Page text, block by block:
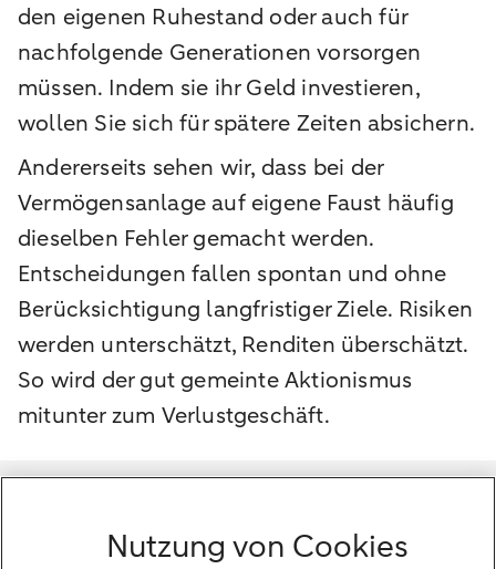
den eigenen Ruhestand oder auch für
nachfolgende Generationen vorsorgen
müssen. Indem sie ihr Geld investieren,
wollen Sie sich für spätere Zeiten absichern.
Andererseits sehen wir, dass bei der
Vermögensanlage auf eigene Faust häufig
dieselben Fehler gemacht werden.
Entscheidungen fallen spontan und ohne
Berücksichtigung langfristiger Ziele. Risiken
werden unterschätzt, Renditen überschätzt.
So wird der gut gemeinte Aktionismus
mitunter zum Verlustgeschäft.
Nutzung von Cookies